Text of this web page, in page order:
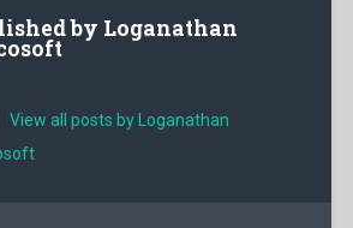
by Loganathan
View all posts by Loganathan